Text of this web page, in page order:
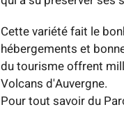
Cette variété fait le
hébergements et
du tourisme offrent
Volcans d'Auvergne.
Pour tout savoir du